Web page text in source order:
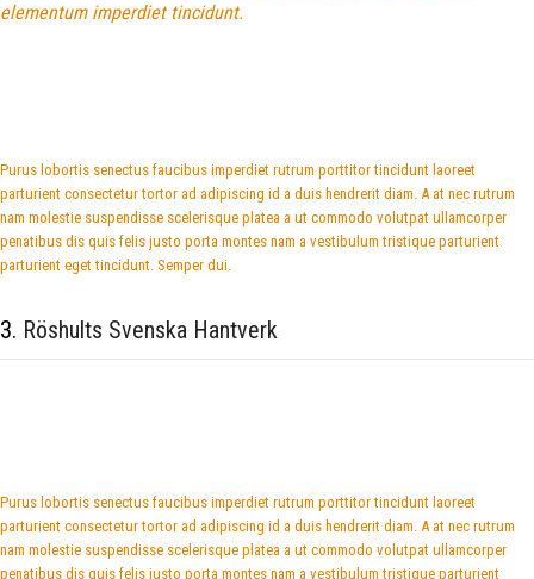
elementum imperdiet tincidunt.
Purus lobortis senectus faucibus imperdiet rutrum porttitor tincidunt laoreet
parturient consectetur tortor ad adipiscing id a duis hendrerit diam. A at nec rutrum
nam molestie suspendisse scelerisque platea a ut commodo volutpat ullamcorper
penatibus dis quis felis justo porta montes nam a vestibulum tristique parturient
parturient eget tincidunt. Semper dui.
3. Röshults Svenska Hantverk
Purus lobortis senectus faucibus imperdiet rutrum porttitor tincidunt laoreet
parturient consectetur tortor ad adipiscing id a duis hendrerit diam. A at nec rutrum
nam molestie suspendisse scelerisque platea a ut commodo volutpat ullamcorper
penatibus dis quis felis justo porta montes nam a vestibulum tristique parturient